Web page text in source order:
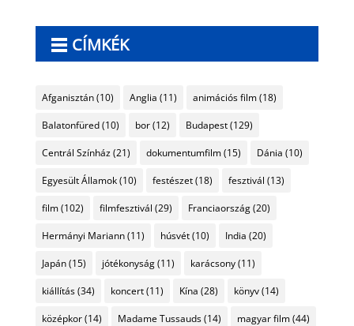
CÍMKÉK
Afganisztán(10) Anglia (11) animációs film(18)
Balatonfüred(10) bor(12) Budapest(129)
Centrál Színház(21) dokumentumfilm(15) Dánia (10)
Egyesült Államok(10) festészet(18) fesztivál (13)
film(102) filmfesztivál (29) Franciaország(20)
Hermányi Mariann(11) húsvét(10) India (20)
Japán(15) jótékonyság(11) karácsony(11)
kiállítás(34) koncert(11) Kína (28) könyv(14)
középkor(14) Madame Tussauds(14) magyar film(44)